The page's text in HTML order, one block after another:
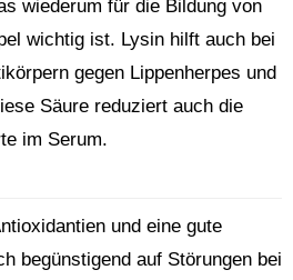
wiederum für die Bildung von
wichtig ist. Lysin hilft auch bei
gegen Lippenherpes und
Säure reduziert auch die
im Serum.
und eine gute
begünstigend auf Störungen bei